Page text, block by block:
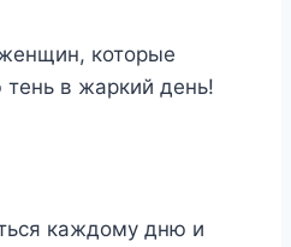
которые
в жаркий день!
каждому дню и